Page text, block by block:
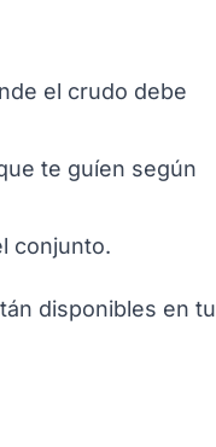
el crudo debe
te guíen según
conjunto.
disponibles en tu